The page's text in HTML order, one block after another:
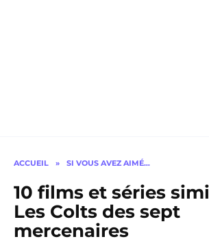
ACCUEIL » SI VOUS AVEZ AIMÉ…
10 films et séries
Les Colts des sept
mercenaires